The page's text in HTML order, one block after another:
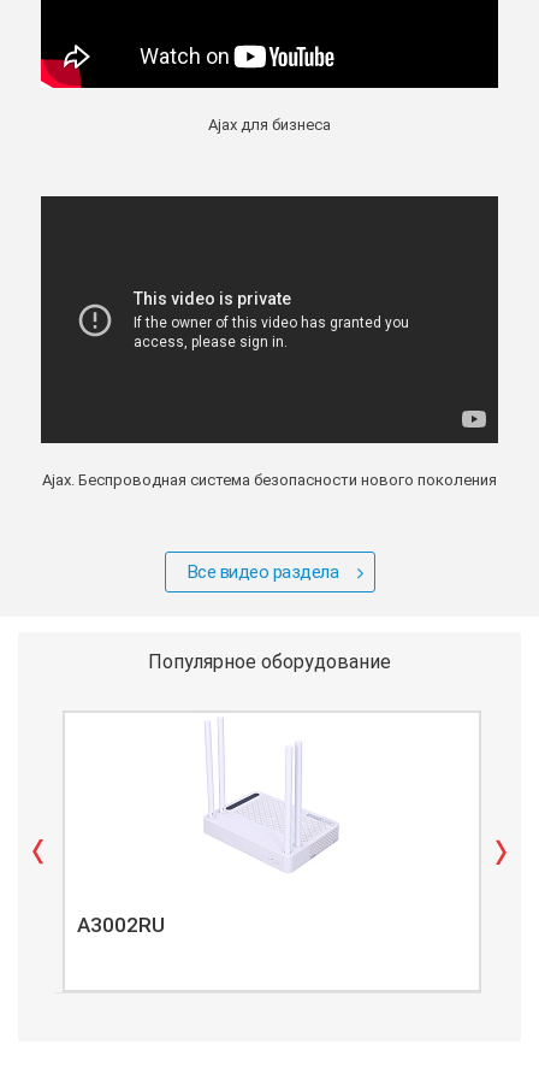
Ajax для бизнеса
Ajax. Беспроводная система безопасности нового поколения
Все видео раздела
Популярное оборудование
A3002RU